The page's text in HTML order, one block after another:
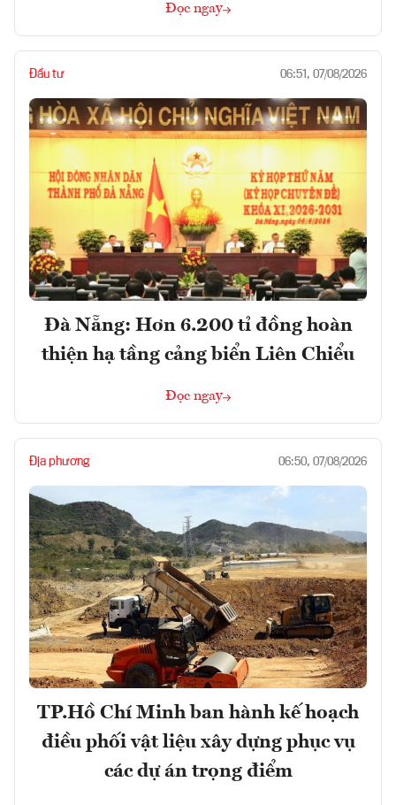
Đọc ngay
Đầu tư 06:51, 07/08/2026
Đà Nẵng: Hơn 6.200 tỉ đồng hoàn
thiện hạ tầng cảng biển Liên Chiểu
Đọc ngay
Địa phương 06:50, 07/08/2026
TP.Hồ Chí Minh ban hành kế hoạch
điều phối vật liệu xây dựng phục vụ
các dự án trọng điểm